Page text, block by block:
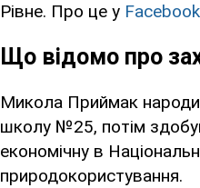
Рівне. Про це у Facebook
Що відомо про
Микола Приймак
школу №25, потім
економічну в
природокористування.